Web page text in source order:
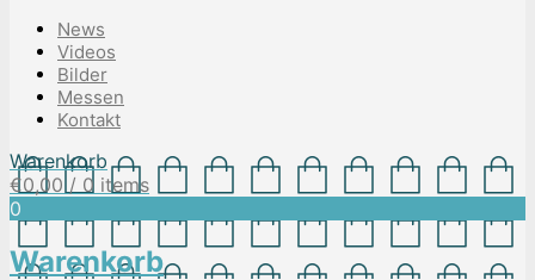
News
Videos
Bilder
Messen
Kontakt
Warenkorb
€0,00 / 0 items
0
Warenkorb